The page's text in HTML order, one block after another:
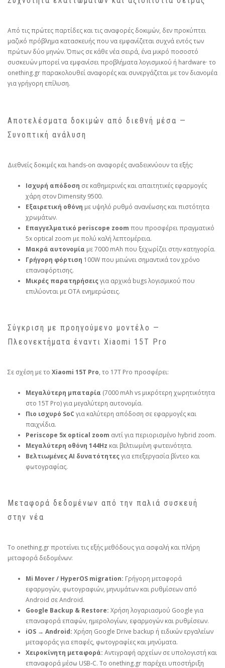
Από τις πρώτες παρτίδες και τις αναφορές δοκιμών, δεν προκύπτει
μαζικό πρόβλημα κατασκευής που να εμφανίζεται συχνά εντός των
πρώτων δύο μηνών. Όπως σε κάθε νέα σειρά, ένα μικρό ποσοστό
συσκευών μπορεί να εμφανίσει προβλήματα λογισμικού ή hardware· το
onething.gr παρακολουθεί αναφορές και συνεργάζεται με τον διανομέα
για γρήγορη επίλυση.
Αποτελέσματα δοκιμών από διεθνή μέσα —
Συνοπτική ανάλυση
Διεθνείς δοκιμές και hands‑on αναφορές αναδεικνύουν τα εξής:
Ισχυρή απόδοση σε καθημερινές και απαιτητικές εφαρμογές
χάρη στον Dimensity 9500.
Εξαιρετική οθόνη με υψηλό ρυθμό ανανέωσης και πιστότητα
χρωμάτων.
Επαγγελματικό periscope zoom που προσφέρει πραγματικό
5x optical zoom με πολύ καλή λεπτομέρεια.
Μακρά αυτονομία με 7000 mAh που ξεχωρίζει στην κατηγορία.
Γρήγορη φόρτιση 100W που μειώνει σημαντικά τον χρόνο
επαναφόρτισης.
Μικρές παρατηρήσειςγια αρχικά bugs λογισμικού που
επιλύονται με OTA ενημερώσεις.
Σύγκριση με προηγούμενο μοντέλο —
Πλεονεκτήματα έναντι Xiaomi 15T Pro
Σε σχέση με το Xiaomi 15T Pro, το 17T Pro προσφέρει:
Μεγαλύτερη μπαταρία (7000 mAh vs μικρότερη χωρητικότητα
στο 15T Pro) για μεγαλύτερη αυτονομία.
Πιο ισχυρό SoC για καλύτερη απόδοση σε εφαρμογές και
παιχνίδια.
Periscope 5x optical zoom αντί για περιορισμένο hybrid zoom.
Μεγαλύτερη οθόνη 144Hz και βελτιωμένη φωτεινότητα.
Βελτιωμένες AI δυνατότητεςγια επεξεργασία βίντεο και
φωτογραφίας.
Μεταφορά δεδομένων από την παλιά συσκευή
στην νέα
Το onething.gr προτείνει τις εξής μεθόδους για ασφαλή και πλήρη
μεταφορά δεδομένων:
Mi Mover / HyperOS migration: Γρήγορη μεταφορά
εφαρμογών, φωτογραφιών, μηνυμάτων και ρυθμίσεων από
Android σε Android.
Google Backup & Restore: Χρήση λογαριασμού Google για
επαναφορά επαφών, ημερολογίων, εφαρμογών και ρυθμίσεων.
iOS → Android: Χρήση Google Drive backup ή ειδικών εργαλείων
μεταφοράς για επαφές, φωτογραφίες και μηνύματα.
Χειροκίνητη μεταφορά: Αντιγραφή αρχείων σε υπολογιστή και
επαναφορά μέσω USB‑C. Το onething.gr παρέχει υποστήριξη